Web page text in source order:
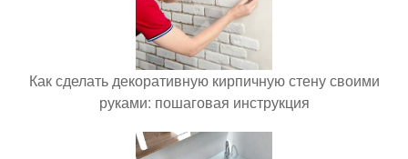
Как сделать декоративную кирпичную стену своими
руками: пошаговая инструкция